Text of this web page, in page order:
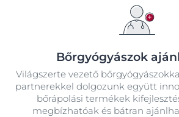
Bőrgyógyászok
Világszerte vezető
partnerekkel dolgozunk együtt
bőrápolási termékek
megbízhatóak és bátran